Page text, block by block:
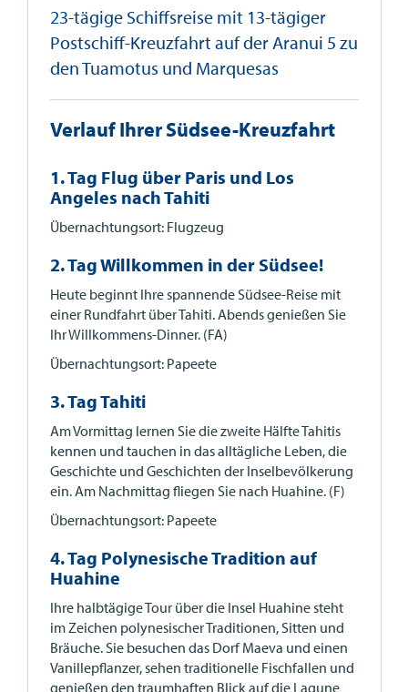
23-tägige Schiffsreise mit 13-tägiger
Postschiff-Kreuzfahrt auf der Aranui 5 zu
den Tuamotus und Marquesas
Verlauf Ihrer Südsee-Kreuzfahrt
1. Tag Flug über Paris und Los
Angeles nach Tahiti
Übernachtungsort: Flugzeug
2. Tag Willkommen in der Südsee!
Heute beginnt Ihre spannende Südsee-Reise mit
einer Rundfahrt über Tahiti. Abends genießen Sie
Ihr Willkommens-Dinner. (FA)
Übernachtungsort: Papeete
3. Tag Tahiti
Am Vormittag lernen Sie die zweite Hälfte Tahitis
kennen und tauchen in das alltägliche Leben, die
Geschichte und Geschichten der Inselbevölkerung
ein. Am Nachmittag fliegen Sie nach Huahine. (F)
Übernachtungsort: Papeete
4. Tag Polynesische Tradition auf
Huahine
Ihre halbtägige Tour über die Insel Huahine steht
im Zeichen polynesischer Traditionen, Sitten und
Bräuche. Sie besuchen das Dorf Maeva und einen
Vanillepflanzer, sehen traditionelle Fischfallen und
genießen den traumhaften Blick auf die Lagune